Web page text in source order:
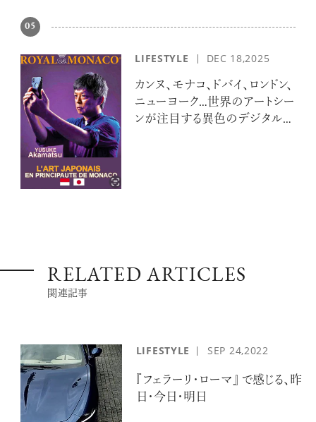
05
LIFESTYLE DEC 18,2025
カンヌ、モナコ、ドバイ、ロンドン、
ニューヨーク…世界のアートシー
ンが注目する異色のデジタルア
RELATED ARTICLES
関連記事
LIFESTYLE SEP 24,2022
『フェラーリ・ローマ』 で感じる、昨
日・今日・明日